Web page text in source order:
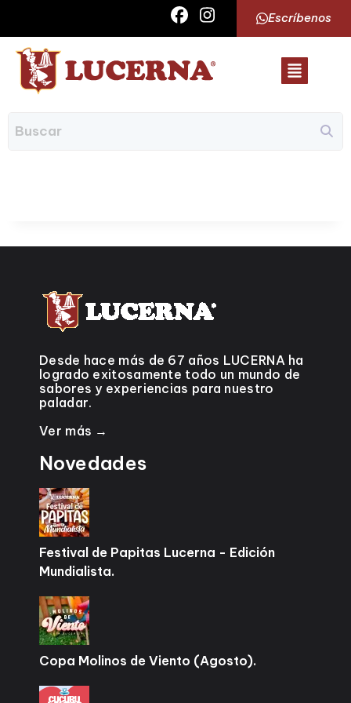
Escríbenos
Desde hace más de 67 años LUCERNA ha
logrado exitosamente todo un mundo de
sabores y experiencias para nuestro
paladar.
Ver más →
Novedades
Festival de Papitas Lucerna - Edición
Mundialista.
Copa Molinos de Viento (Agosto).